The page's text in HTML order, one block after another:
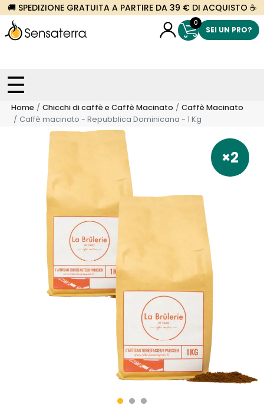
🚚 SPEDIZIONE GRATUITA A PARTIRE DA 39 € DI ACQUISTO ☕
0
SEI UN PRO?
Home Chicchi di caffè e Caffè Macinato
Caffè Macinato
Caffè macinato - Repubblica Dominicana - 1 Kg
×2